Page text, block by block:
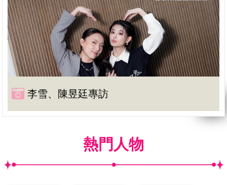
李雪、陳昱廷專訪
熱門人物